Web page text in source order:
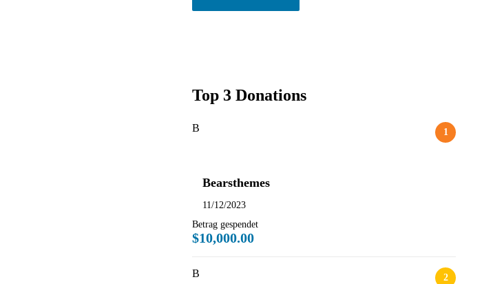
Top 3 Donations
B
Bearsthemes
11/12/2023
Betrag gespendet
$10,000.00
B